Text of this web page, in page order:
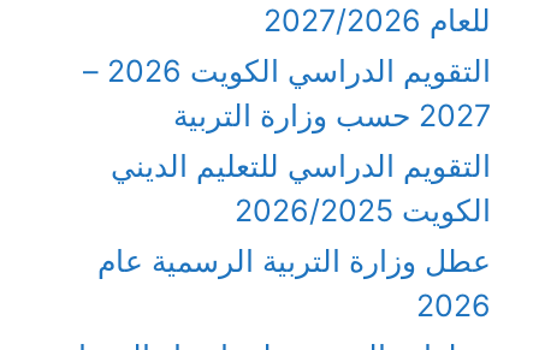
للعام 2027/2026
التقويم الدراسي الكويت 2026 –
2027 حسب وزارة التربية
التقويم الدراسي للتعليم الديني
الكويت 2026/2025
عطل وزارة التربية الرسمية عام
2026